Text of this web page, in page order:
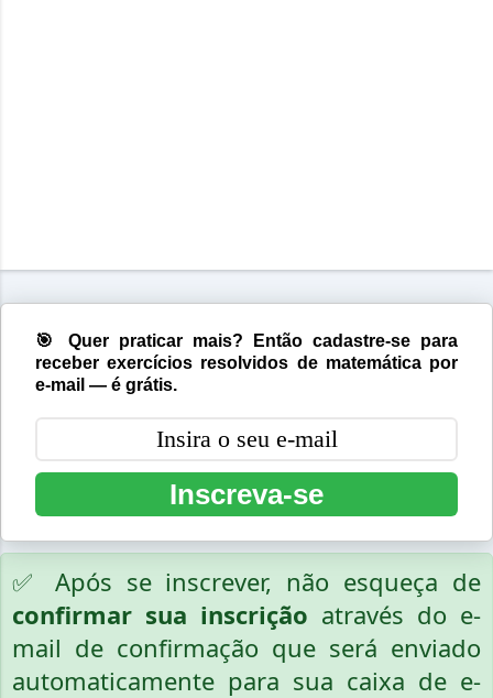
🎯 Quer praticar mais? Então cadastre-se para
receber exercícios resolvidos de matemática por
e-mail — é grátis.
Inscreva-se
✅ Após se inscrever, não esqueça de
confirmar sua inscrição através do e-
mail de confirmação que será enviado
automaticamente para sua caixa de e-